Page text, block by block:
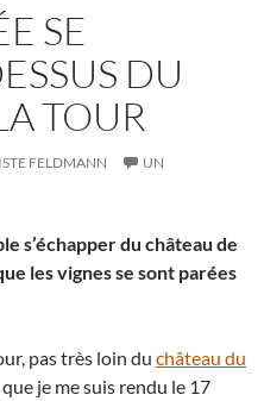
SE
DU
TOUR
FELDMANN
UN
s’échapper du château de
les vignes se sont parées
pas très loin du château du
je me suis rendu le 17